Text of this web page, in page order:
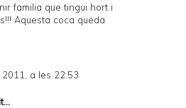
familia que tingui hort i
Aquesta coca queda
a les 22:53